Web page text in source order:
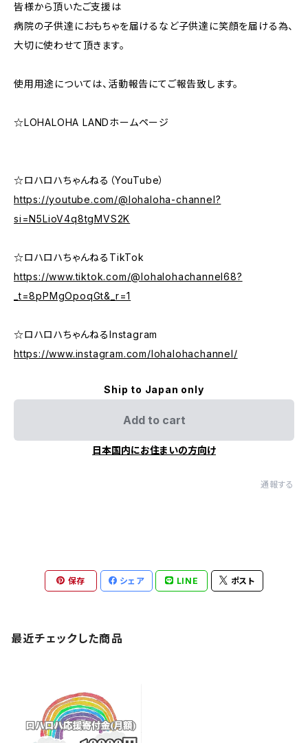
皆様から頂いたご支援は
病院の子供達におもちゃを届けるなど子供達に笑顔を届ける為、
大切に使わせて頂きます。
使用用途については、活動報告にてご報告致します。
☆LOHALOHA LANDホームページ
☆ロハロハちゃんねる（YouTube）
https://youtube.com/@lohaloha-channel?
si=N5LioV4q8tgMVS2K
☆ロハロハちゃんねるTikTok
https://www.tiktok.com/@lohalohachannel68?
_t=8pPMgOpoqGt&_r=1
☆ロハロハちゃんねるInstagram
https://www.instagram.com/lohalohachannel/
Ship to Japan only
Add to cart
日本国内にお住まいの方向け
通報する
保存 シェア LINE ポスト
最近チェックした商品